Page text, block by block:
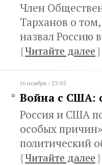
Член
Тарханов о
назвал Россию
{Читайте далее}
16 ноября / 23:05
Война с США:
Россия и США
особых
политический
{Читайте далее}